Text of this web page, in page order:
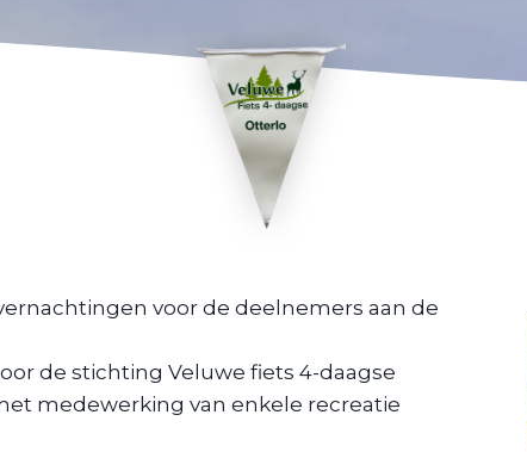
voor de deelnemers aan de
de stichting Veluwe fiets 4-daagse
medewerking van enkele recreatie